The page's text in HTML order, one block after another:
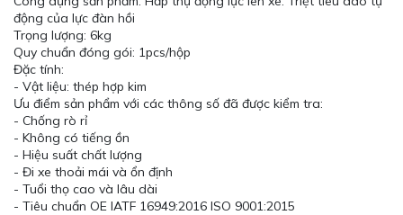
động của lực đàn hồi
Trọng lượng: 6kg
Quy chuẩn đóng gói: 1pcs/hộp
Đặc tính:
- Vật liệu: thép hợp kim
Ưu điểm sản phẩm với các thông số đã được kiểm tra:
- Chống rò rỉ
- Không có tiếng ồn
- Hiệu suất chất lượng
- Đi xe thoải mái và ổn định
- Tuổi thọ cao và lâu dài
- Tiêu chuẩn OE IATF 16949:2016 ISO 9001:2015